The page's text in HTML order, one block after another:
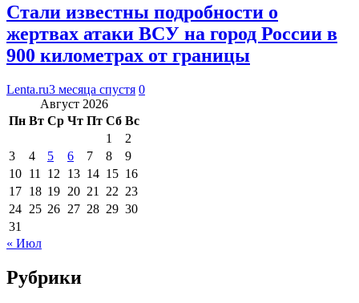
Стали известны подробности о
жертвах атаки ВСУ на город России в
900 километрах от границы
Lenta.ru3 месяца спустя 0
Август 2026
Пн Вт Ср Чт Пт Сб Вс
1
2
3
4 5 6 7 8
9
10 11 12 13 14 15 16
17 18 19 20 21 22 23
24 25 26 27 28 29 30
31
« Июл
Рубрики